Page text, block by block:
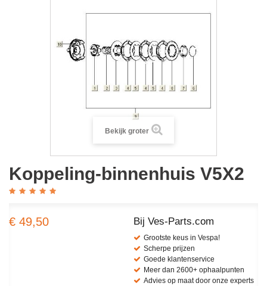
Bekijk groter
Koppeling-binnenhuis V5X2
€ 49,50 Bij Ves-Parts.com
Grootste keus in Vespa!
Scherpe prijzen
Goede klantenservice
Meer dan 2600+ ophaalpunten
Advies op maat door onze experts